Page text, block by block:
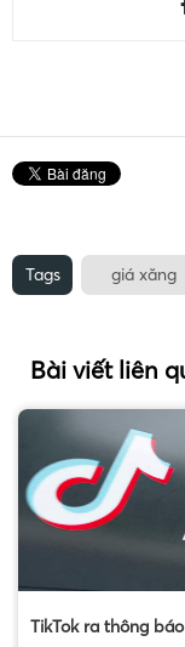
Tags giá xăng
Bài viết liên
TikTok ra thông